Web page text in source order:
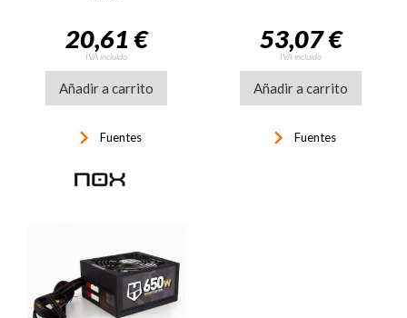
20,61 €
IVA incluido
Añadir a carrito
keyboard_arrow_right Fuentes
53,07 €
IVA incluido
Añadir a carrito
keyboard_arrow_right Fuentes